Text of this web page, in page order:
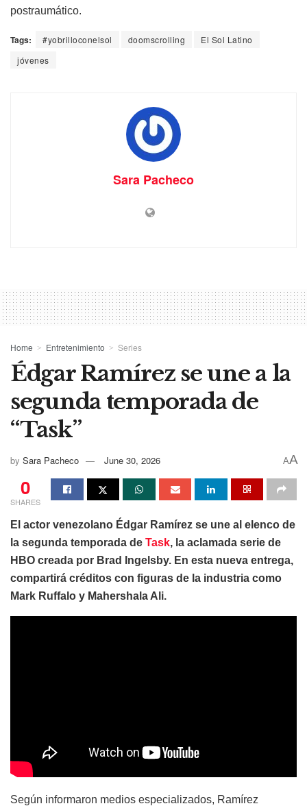
postraumático.
Tags: #yobrilloconelsol doomscrolling
El Sol Latino
jóvenes
Sara Pacheco
Home Entretenimiento Series
Édgar Ramírez se une a la
segunda temporada de
“Task”
by Sara Pacheco June 30, 2026 AA
0
SHARES
El actor venezolano Édgar Ramírez se une al elenco de
la segunda temporada de Task, la aclamada serie de
HBO creada por Brad Ingelsby. En esta nueva entrega,
compartirá créditos con figuras de la industria como
Mark Ruffalo y Mahershala Ali.
Según informaron medios especializados, Ramírez